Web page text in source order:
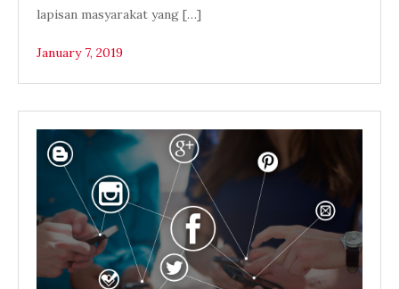
lapisan masyarakat yang […]
January 7, 2019